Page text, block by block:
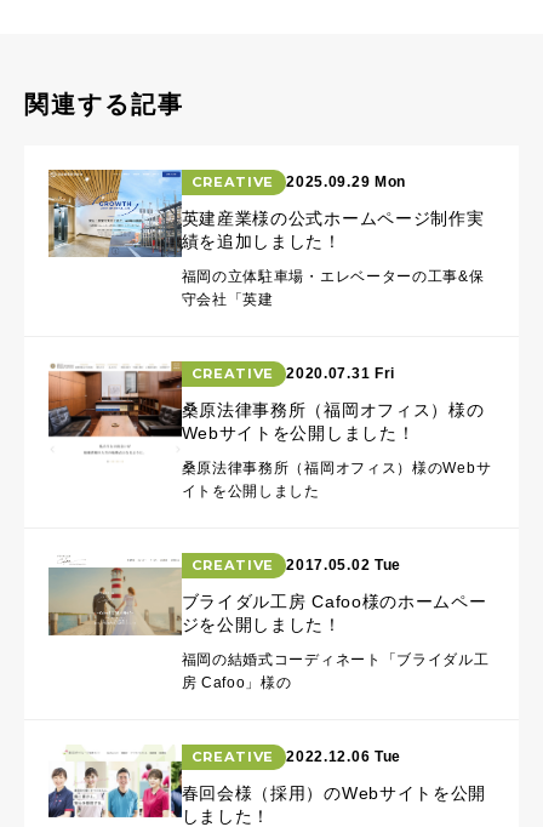
関連する記事
CREATIVE 2025.09.29 Mon
英建産業様の公式ホームページ制作実
績を追加しました！
福岡の立体駐車場・エレベーターの工事&保
守会社「英建
CREATIVE 2020.07.31 Fri
桑原法律事務所（福岡オフィス）様の
Webサイトを公開しました！
桑原法律事務所（福岡オフィス）様のWebサ
イトを公開しました
CREATIVE 2017.05.02 Tue
ブライダル工房 Cafoo様のホームペー
ジを公開しました！
福岡の結婚式コーディネート「ブライダル工
房 Cafoo」様の
CREATIVE 2022.12.06 Tue
春回会様（採用）のWebサイトを公開
しました！